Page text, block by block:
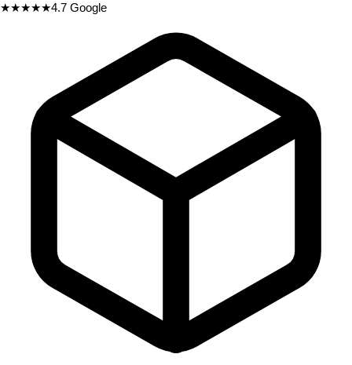
★★★★★4.7 Google